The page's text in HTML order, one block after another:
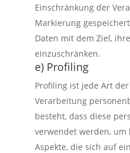
Einschränkung der
Markierung
Daten mit dem Ziel,
einzuschränken.
e) Profiling
Profiling ist jede Art
Verarbeitung
besteht, dass diese
verwendet werden,
Aspekte, die sich auf